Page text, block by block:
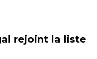
rejoint la liste